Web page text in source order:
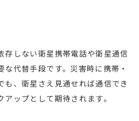
存しない衛星携帯電話や衛星通信
な代替手段です。災害時に携帯・
も、衛星さえ見通せれば通信でき
ップとして期待されます。